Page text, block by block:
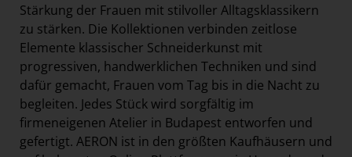
Stärkung der Frauen mit stilvoller Alltagsklassikern
zu stärken. Die Kollektionen verbinden zeitlose
Elemente klassischer Schneiderkunst mit
progressiven, handwerklichen Techniken und sind
dafür gemacht, Frauen vom Tag bis in die Nacht zu
begleiten. Jedes Stück wird sorgfältig im
firmeneigenen Atelier in Budapest entworfen und
gefertigt. AERON ist in den größten Kaufhäusern und